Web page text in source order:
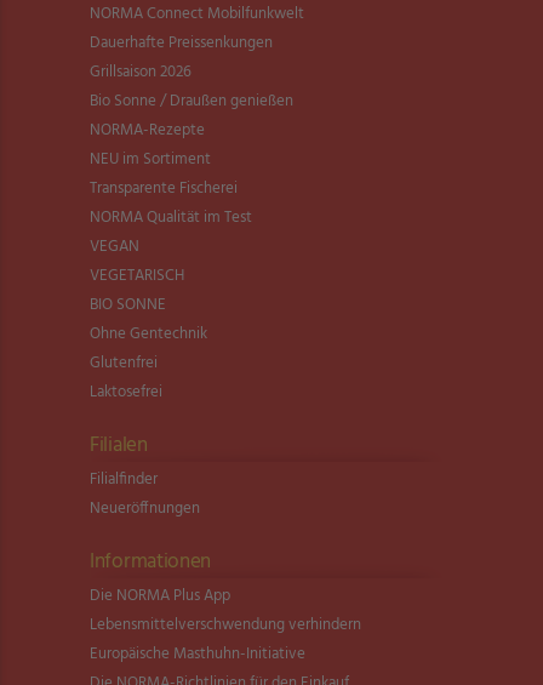
NORMA Connect Mobilfunkwelt
Dauerhafte Preissenkungen
Grillsaison 2026
Bio Sonne / Draußen genießen
NORMA-Rezepte
NEU im Sortiment
Transparente Fischerei
NORMA Qualität im Test
VEGAN
VEGETARISCH
BIO SONNE
Ohne Gentechnik
Glutenfrei
Laktosefrei
Filialen
Filialfinder
Neueröffnungen
Informationen
Die NORMA Plus App
Lebensmittel­verschwendung verhindern
Europäische Masthuhn-Initiative